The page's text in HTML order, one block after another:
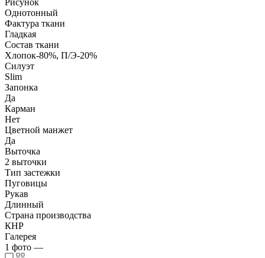
Однотонный
Фактура ткани
Гладкая
Состав ткани
Хлопок-80%, П/Э-20%
Силуэт
Slim
Запонка
Да
Карман
Нет
Цветной манжет
Да
Выточка
2 выточки
Тип застежки
Пуговицы
Рукав
Длинный
Страна производства
КНР
Галерея
1 фото —